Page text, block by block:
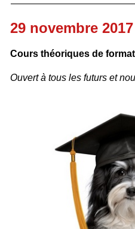
29 novembre
Cours théoriques de
Ouvert à tous les futurs et